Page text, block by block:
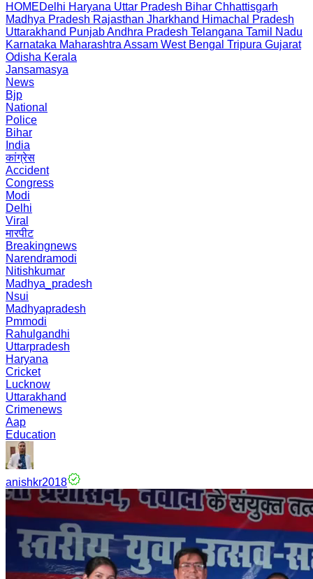
HOMEDelhi Haryana Uttar Pradesh Bihar Chhattisgarh
Madhya Pradesh Rajasthan Jharkhand Himachal Pradesh
Uttarakhand PunjabAndhra Pradesh Telangana Tamil Nadu
Karnataka Maharashtra Assam West Bengal Tripura Gujarat
Odisha Kerala
Jansamasya
News
Bjp
National
Police
Bihar
India
कांग्रेस
Accident
Congress
Modi
Delhi
Viral
मारपीट
Breakingnews
Narendramodi
Nitishkumar
Madhya_pradesh
Nsui
Madhyapradesh
Pmmodi
Rahulgandhi
Uttarpradesh
Haryana
Cricket
Lucknow
Uttarakhand
Crimenews
Aap
Education
anishkr2018